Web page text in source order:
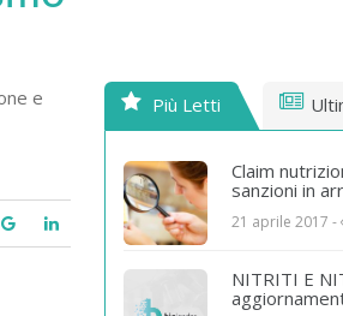
e
Più Letti
Claim
sanzioni in
21 aprile 2017 -
NITRITI E